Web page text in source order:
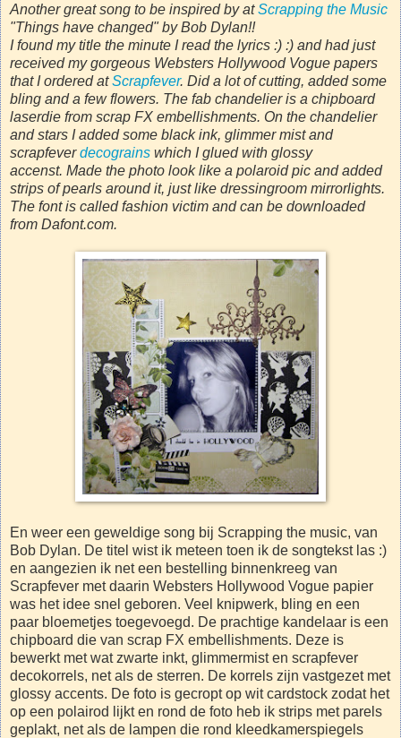
Another great song to be inspired by atScrapping the Music
"Things have changed" by Bob Dylan!!
I found my title the minute I read the lyrics :) :) and had just
received my gorgeous Websters Hollywood Vogue papers
that I ordered atScrapfever. Did a lot of cutting, added some
bling and a few flowers. The fab chandelier is a chipboard
laserdie from scrap FX embellishments. On the chandelier
and stars I added some black ink, glimmer mist and
scrapfeverdecograins which I glued with glossy
accenst. Made the photo look like a polaroid pic and added
strips of pearls around it, just like dressingroom mirrorlights.
The font is called fashion victim and can be downloaded
from Dafont.com.
En weer een geweldige song bij Scrapping the music, van
Bob Dylan. De titel wist ik meteen toen ik de songtekst las :)
en aangezien ik net een bestelling binnenkreeg van
Scrapfever met daarin Websters Hollywood Vogue papier
was het idee snel geboren. Veel knipwerk, bling en een
paar bloemetjes toegevoegd. De prachtige kandelaar is een
chipboard die van scrap FX embellishments. Deze is
bewerkt met wat zwarte inkt, glimmermist en scrapfever
decokorrels, net als de sterren. De korrels zijn vastgezet met
glossy accents. De foto is gecropt op wit cardstock zodat het
op een polairod lijkt en rond de foto heb ik strips met parels
geplakt, net als de lampen die rond kleedkamerspiegels